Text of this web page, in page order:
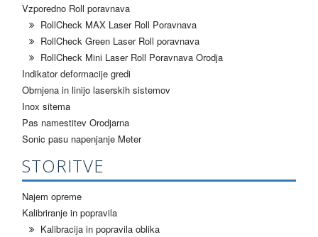
Vzporedno Roll poravnava
RollCheck MAX Laser Roll Poravnava
RollCheck Green Laser Roll poravnava
RollCheck Mini Laser Roll Poravnava Orodja
Indikator deformacije gredi
Obrnjena in linijo laserskih sistemov
Inox sitema
Pas namestitev Orodjarna
Sonic pasu napenjanje Meter
STORITVE
Najem opreme
Kalibriranje in popravila
Kalibracija in popravila oblika